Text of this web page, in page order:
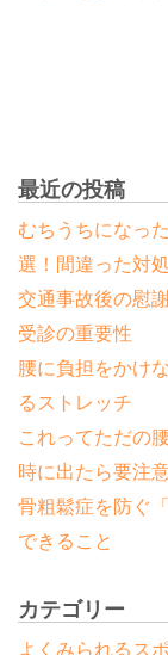
最近の投稿
むちうちになっ
選！間違った対
交通事故後の慰
受診の重要性
腰に負担をかけ
るストレッチ
これってただの
時に出たら要注
骨粗鬆症を防ぐ
できること
カテゴリー
よくみられるス